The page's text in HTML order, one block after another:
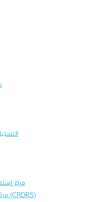
مركز
مركز بحوث ودراسات التنمية الريفية (CRDRS)